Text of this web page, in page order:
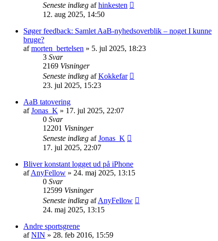
Seneste indlæg afhinkesten
12. aug 2025, 14:50
Søger feedback: Samlet AaB-nyhedsoverblik – noget I kunne
bruge?
afmorten_bertelsen » 5. jul 2025, 18:23
3 Svar
2169 Visninger
Seneste indlæg afKokkefar
23. jul 2025, 15:23
AaB tatovering
afJonas_K » 17. jul 2025, 22:07
0 Svar
12201 Visninger
Seneste indlæg afJonas_K
17. jul 2025, 22:07
Bliver konstant logget ud på iPhone
afAnyFellow » 24. maj 2025, 13:15
0 Svar
12599 Visninger
Seneste indlæg afAnyFellow
24. maj 2025, 13:15
Andre sportsgrene
afNIN » 28. feb 2016, 15:59